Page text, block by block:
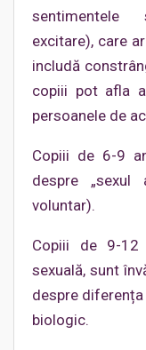
sentimentele
excitare), care
includă
copiii pot afla
persoanele de
Copiii de 6-9
despre „sexul
voluntar).
Copiii de 9-12
sexuală, sunt
despre
biologic.